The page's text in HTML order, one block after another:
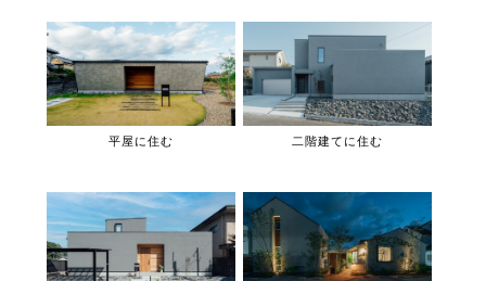
平屋に住む 二階建てに住む